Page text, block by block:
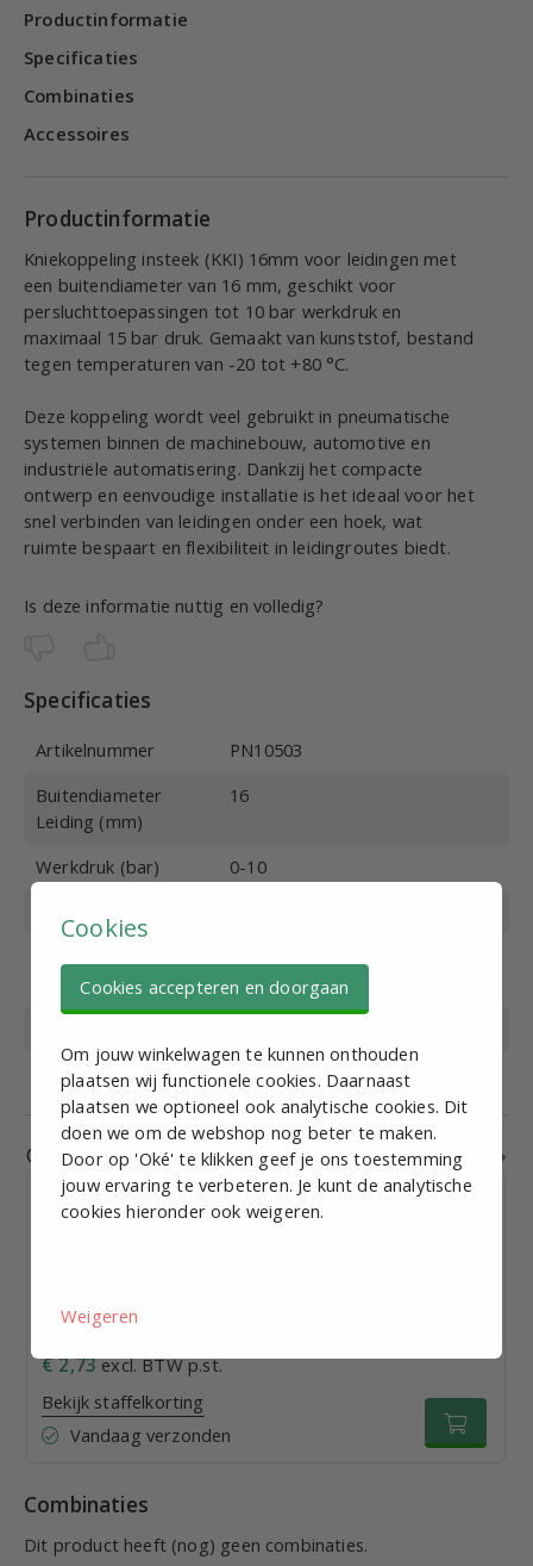
Productinformatie
Specificaties
Combinaties
Accessoires
Productinformatie
Kniekoppeling insteek (KKI) 16mm voor leidingen met
een buitendiameter van 16 mm, geschikt voor
persluchttoepassingen tot 10 bar werkdruk en
maximaal 15 bar druk. Gemaakt van kunststof, bestand
tegen temperaturen van -20 tot +80 °C.
Deze koppeling wordt veel gebruikt in pneumatische
systemen binnen de machinebouw, automotive en
industriële automatisering. Dankzij het compacte
ontwerp en eenvoudige installatie is het ideaal voor het
snel verbinden van leidingen onder een hoek, wat
ruimte bespaart en flexibiliteit in leidingroutes biedt.
Is deze informatie nuttig en volledig?
Specificaties
Artikelnummer
PN10503
Buitendiameter
Leiding (mm)
16
Werkdruk (bar)
0-10
Medium
Perslucht
Gerelateerde producten
Kniekoppeling insteek (KKI) 12mm
€ 2,73excl. BTW p.st.
Bekijk staffelkorting
Vandaag verzonden
Combinaties
Dit product heeft (nog) geen combinaties.
Cookies
Cookies accepteren en doorgaan
Om jouw winkelwagen te kunnen onthouden
plaatsen wij functionele cookies. Daarnaast
plaatsen we optioneel ook analytische cookies. Dit
doen we om de webshop nog beter te maken.
Door op 'Oké' te klikken geef je ons toestemming
jouw ervaring te verbeteren. Je kunt de analytische
cookies hieronder ook weigeren.
Weigeren